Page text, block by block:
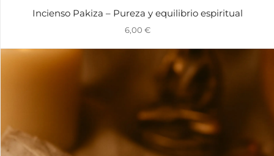
Incienso Pakiza – Pureza y equilibrio espiritual
6,00 €